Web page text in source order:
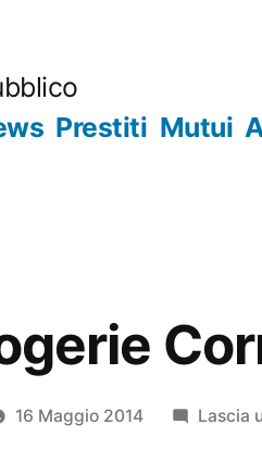
Prestiti Mutui
16 Maggio 2014 Lascia